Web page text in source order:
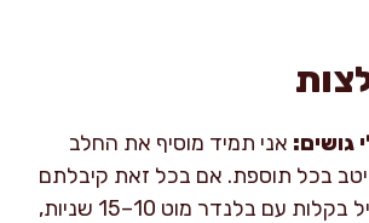
גושים: אני תמיד מוסיף את החלב
בכל תוספת. אם בכל זאת קיבלתם
גושים, אפשר להציל בקלות עם בלנדר מוט 10–15 שניות,